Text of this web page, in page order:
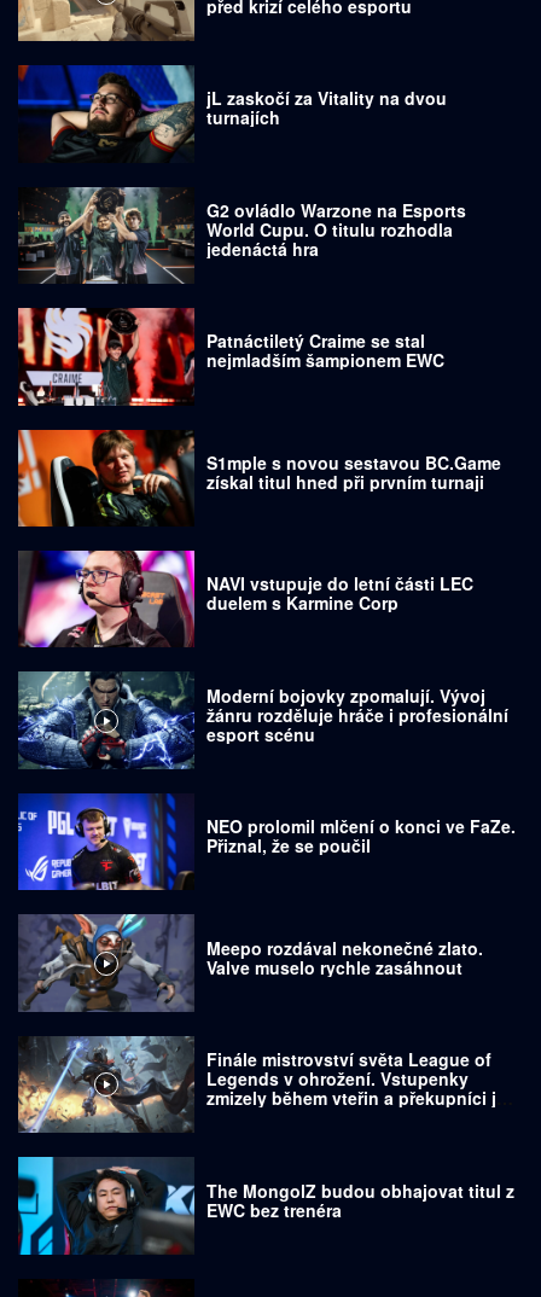
před krizí celého esportu
jL zaskočí za Vitality na dvou
turnajích
G2 ovládlo Warzone na Esports
World Cupu. O titulu rozhodla
jedenáctá hra
Patnáctiletý Craime se stal
nejmladším šampionem EWC
S1mple s novou sestavou BC.Game
získal titul hned při prvním turnaji
NAVI vstupuje do letní části LEC
duelem s Karmine Corp
Moderní bojovky zpomalují. Vývoj
žánru rozděluje hráče i profesionální
esport scénu
NEO prolomil mlčení o konci ve FaZe.
Přiznal, že se poučil
Meepo rozdával nekonečné zlato.
Valve muselo rychle zasáhnout
Finále mistrovství světa League of
Legends v ohrožení. Vstupenky
zmizely během vteřin a překupníci je
The MongolZ budou obhajovat titul z
EWC bez trenéra